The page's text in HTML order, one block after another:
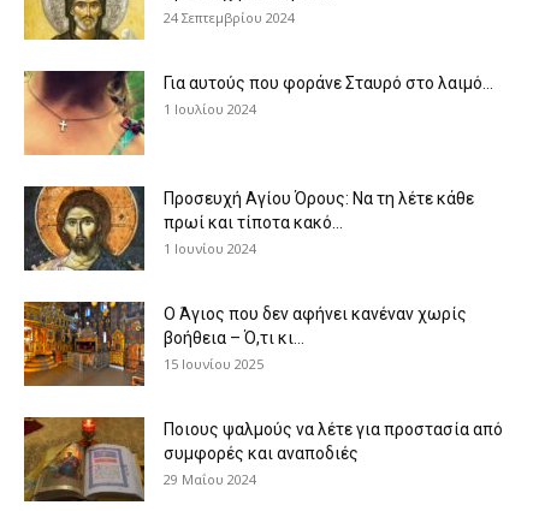
24 Σεπτεμβρίου 2024
Για αυτούς που φοράνε Σταυρό στο λαιμό…
1 Ιουλίου 2024
Προσευχή Αγίου Όρους: Να τη λέτε κάθε
πρωί και τίποτα κακό...
1 Ιουνίου 2024
Ο Άγιος που δεν αφήνει κανέναν χωρίς
βοήθεια – Ό,τι κι...
15 Ιουνίου 2025
Ποιους ψαλμούς να λέτε για προστασία από
συμφορές και αναποδιές
29 Μαΐου 2024